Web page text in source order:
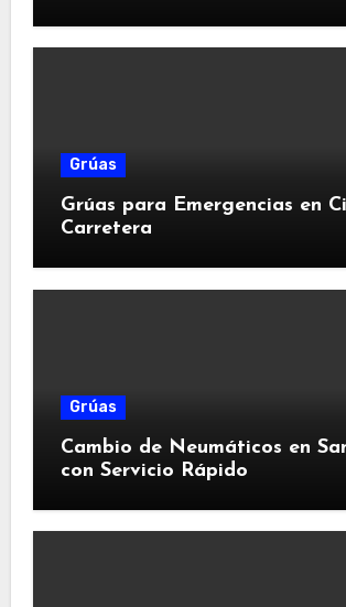
Grúas
Grúas para Emergencias en
Carretera
Grúas
Cambio de Neumáticos en
con Servicio Rápido